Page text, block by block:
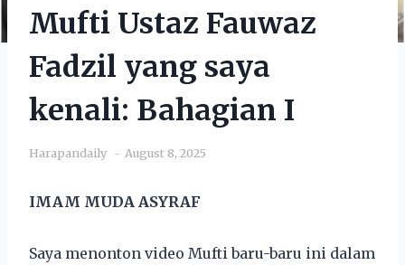
Mufti Ustaz Fauwaz
Fadzil yang saya
kenali: Bahagian I
Harapandaily August 8, 2025
IMAM MUDA ASYRAF
Saya menonton video Mufti baru-baru ini dalam